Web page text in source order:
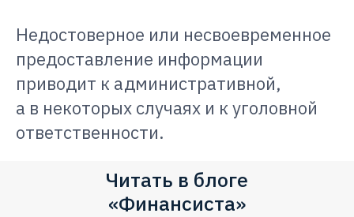
Недостоверное или несвоевременное
предоставление информации
приводит к административной,
а в некоторых случаях и к уголовной
ответственности.
Читать в блоге
«Финансиста»